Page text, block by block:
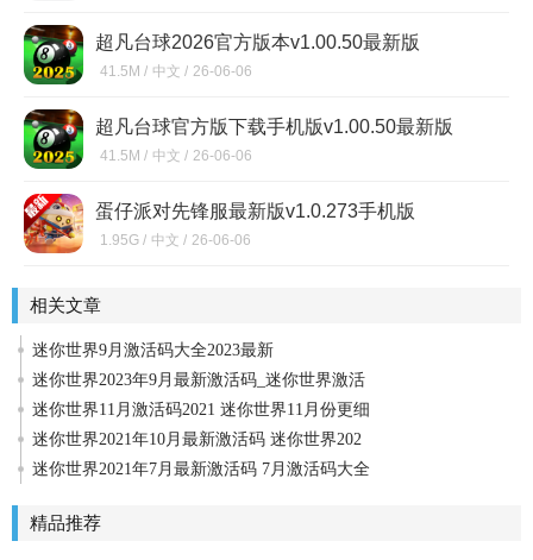
超凡台球2026官方版本v1.00.50最新版
41.5M / 中文 / 26-06-06
超凡台球官方版下载手机版v1.00.50最新版
41.5M / 中文 / 26-06-06
蛋仔派对先锋服最新版v1.0.273手机版
1.95G / 中文 / 26-06-06
相关文章
迷你世界9月激活码大全2023最新
迷你世界2023年9月最新激活码_迷你世界激活
迷你世界11月激活码2021 迷你世界11月份更细
迷你世界2021年10月最新激活码 迷你世界202
迷你世界2021年7月最新激活码 7月激活码大全
精品推荐